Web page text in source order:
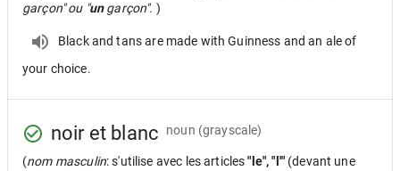
garçon" ou "ungarçon". )
Black and tans are made with Guinness and an ale of
your choice.
noir et blanc noun (grayscale)
(nom masculin: s'utilise avec les articles"le", "l'" (devant une